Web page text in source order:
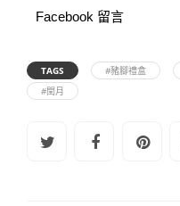
Facebook 留言
TAGS #豬腳禮盒
#閏月